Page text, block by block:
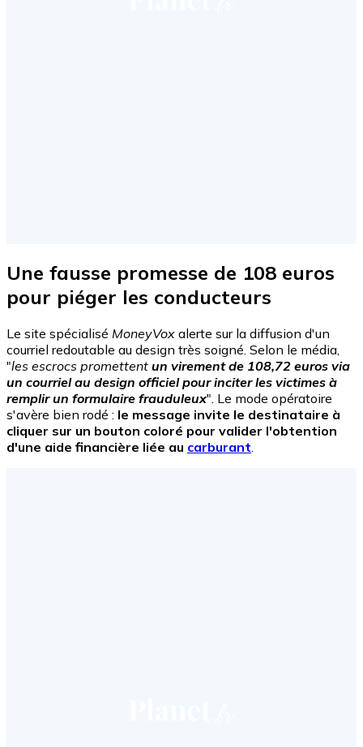
Une fausse promesse de 108 euros
pour piéger les conducteurs
Le site spécialisé MoneyVox alerte sur la diffusion d'un
courriel redoutable au design très soigné. Selon le média,
"les escrocs promettent un virement de 108,72 euros via
un courriel au design officiel pour inciter les victimes à
remplir un formulaire frauduleux". Le mode opératoire
s'avère bien rodé : le message invite le destinataire à
cliquer sur un bouton coloré pour valider l'obtention
d'une aide financière liée au carburant